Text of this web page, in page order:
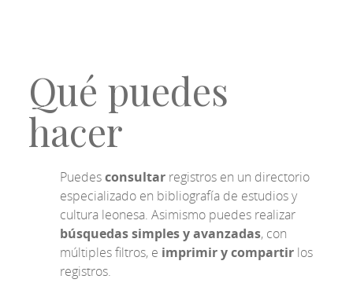
Qué puedes
hacer
Puedesconsultar registros en un directorio
especializado en bibliografía de estudios y
cultura leonesa. Asimismo puedes realizar
búsquedas simples y avanzadas, con
múltiples filtros, e imprimir y compartir los
registros.